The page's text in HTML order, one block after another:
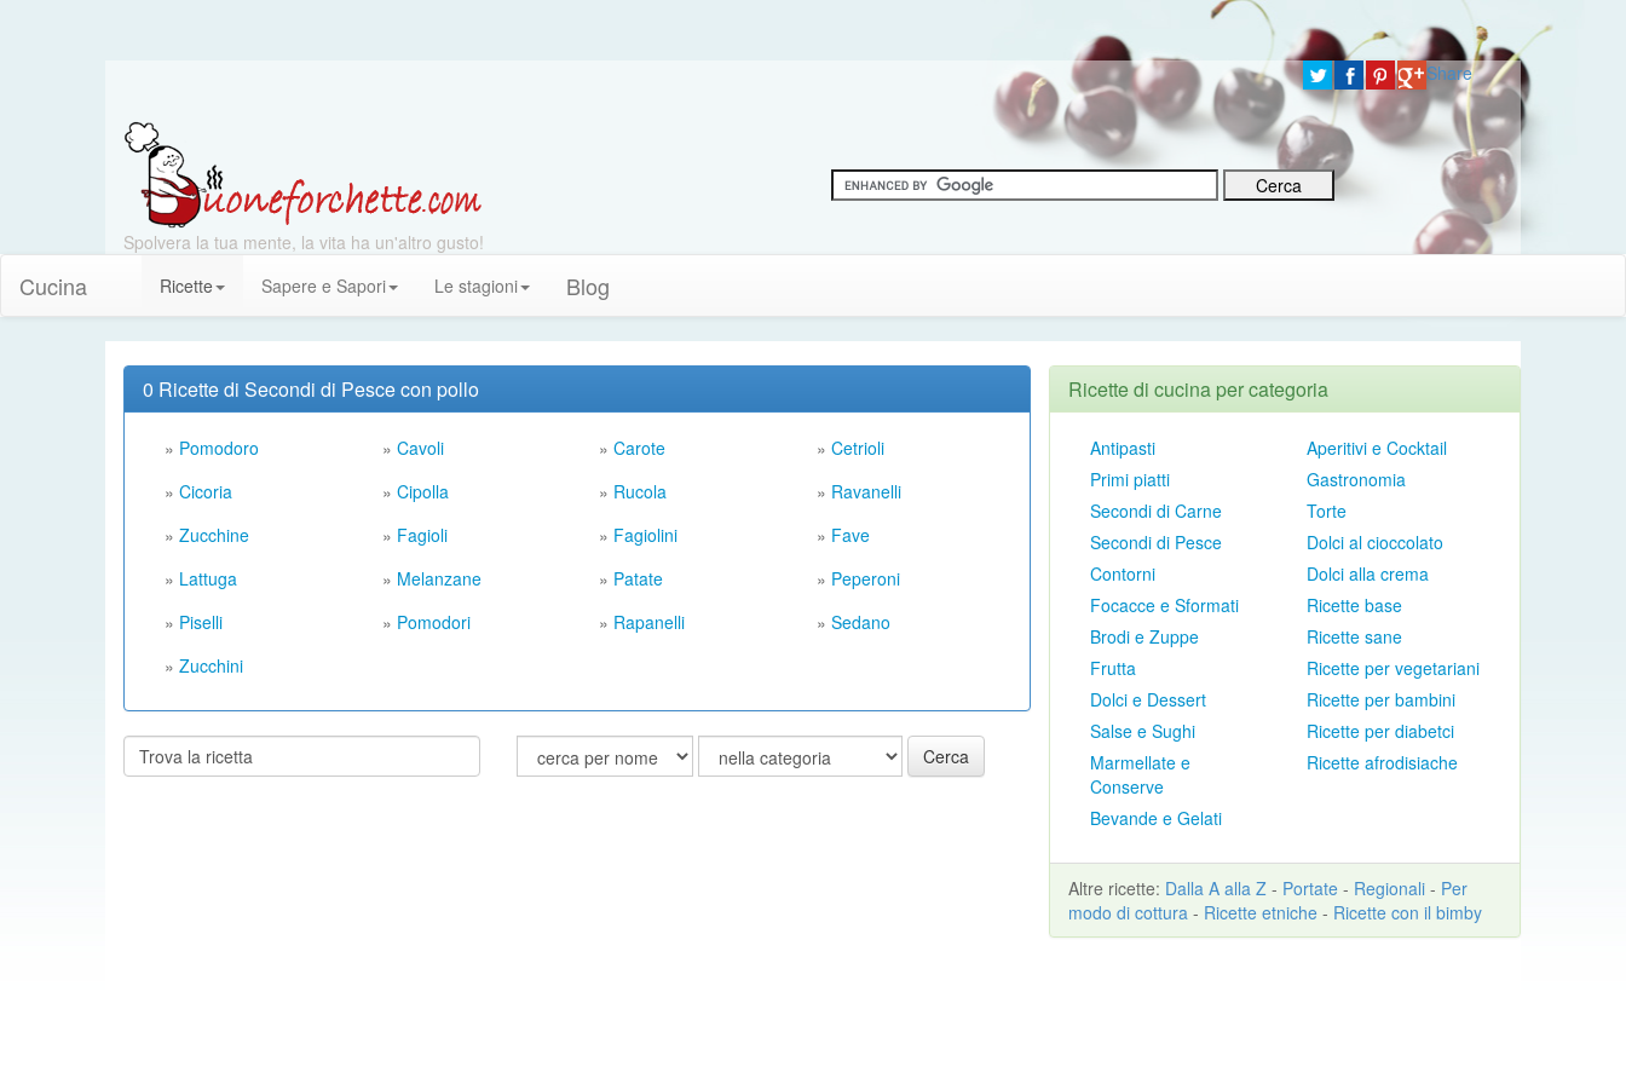
Share
Spolvera la tua mente, la vita ha un'altro gusto!
Cucina Ricette Sapere e Sapori Le stagioni Blog
0 Ricette di Secondi di Pesce con pollo
» Pomodoro » Cavoli » Carote » Cetrioli
» Cicoria » Cipolla » Rucola » Ravanelli
» Zucchine » Fagioli » Fagiolini » Fave
» Lattuga » Melanzane » Patate » Peperoni
» Piselli » Pomodori » Rapanelli » Sedano
» Zucchini
Cerca Cerca
Ricette di cucina per categoria
Antipasti
Primi piatti
Secondi di Carne
Secondi di Pesce
Contorni
Focacce e Sformati
Brodi e Zuppe
Frutta
Dolci e Dessert
Salse e Sughi
Marmellate e
Conserve
Bevande e Gelati
Aperitivi e Cocktail
Gastronomia
Torte
Dolci al cioccolato
Dolci alla crema
Ricette base
Ricette sane
Ricette per vegetariani
Ricette per bambini
Ricette per diabetci
Ricette afrodisiache
Altre ricette: Dalla A alla Z - Portate - Regionali - Per
modo di cottura - Ricette etniche - Ricette con il bimby